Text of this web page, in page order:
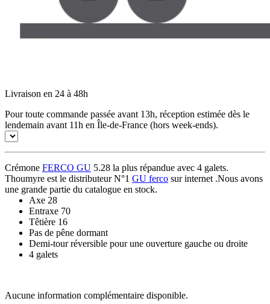
Livraison en 24 à 48h
Pour toute commande passée avant 13h, réception estimée dès le
lendemain avant 11h en Île-de-France (hors week-ends).
Crémone FERCO GU 5.28 la plus répandue avec 4 galets.
Thoumyre est le distributeur N°1 GU ferco sur internet .Nous avons
une grande partie du catalogue en stock.
Axe 28
Entraxe 70
Têtière 16
Pas de pêne dormant
Demi-tour réversible pour une ouverture gauche ou droite
4 galets
Aucune information complémentaire disponible.